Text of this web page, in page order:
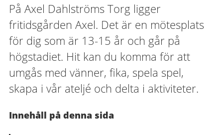
På Axel Dahlströms Torg ligger
fritidsgården Axel. Det är en mötesplats
för dig som är 13-15 år och går på
högstadiet. Hit kan du komma för att
umgås med vänner, fika, spela spel,
skapa i vår ateljé och delta i aktiviteter.
Innehåll på denna sida